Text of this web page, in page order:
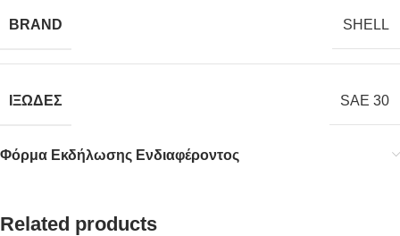
BRAND SHELL
ΙΞΩΔΕΣ SAE 30
Φόρμα Εκδήλωσης Ενδιαφέροντος
Related products